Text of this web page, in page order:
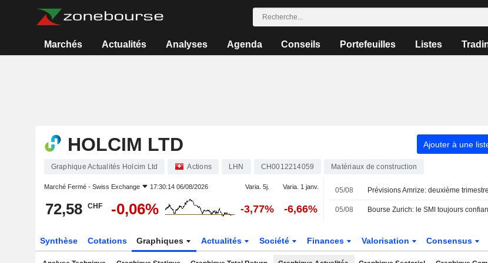
Marchés Actualités Analyses Agenda Conseils Portefeuilles Listes
HOLCIM LTD Ajouter à une
Graphique Actualités Holcim Ltd Actions LHN CH0012214059 Matériaux de construction
Marché Fermé - Swiss Exchange 17:30:14 06/08/2026 Varia. 5j. Varia. 1 janv.
72,58 CHF -0,06% -3,77% -6,66%
05/08 Prévisions Amrize: deuxième
05/08
Synthèse Cotations Graphiques Actualités Société Finances Valorisation Consensus